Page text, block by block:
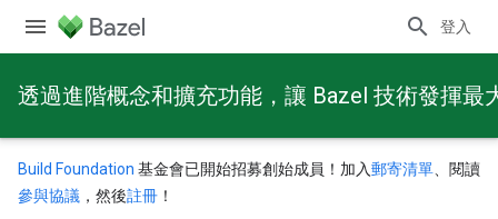
登入
透過進階概念和擴充功能，讓 Bazel 技術發揮最
Build Foundation 基金會已開始招募創始成員！加入郵寄清單 、閱讀
參與協議 ，然後註冊 ！